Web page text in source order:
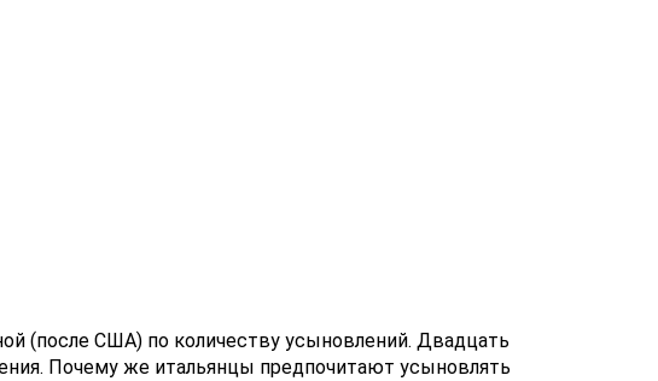
(после США) по количеству усыновлений. Двадцать
Почему же итальянцы предпочитают усыновлять